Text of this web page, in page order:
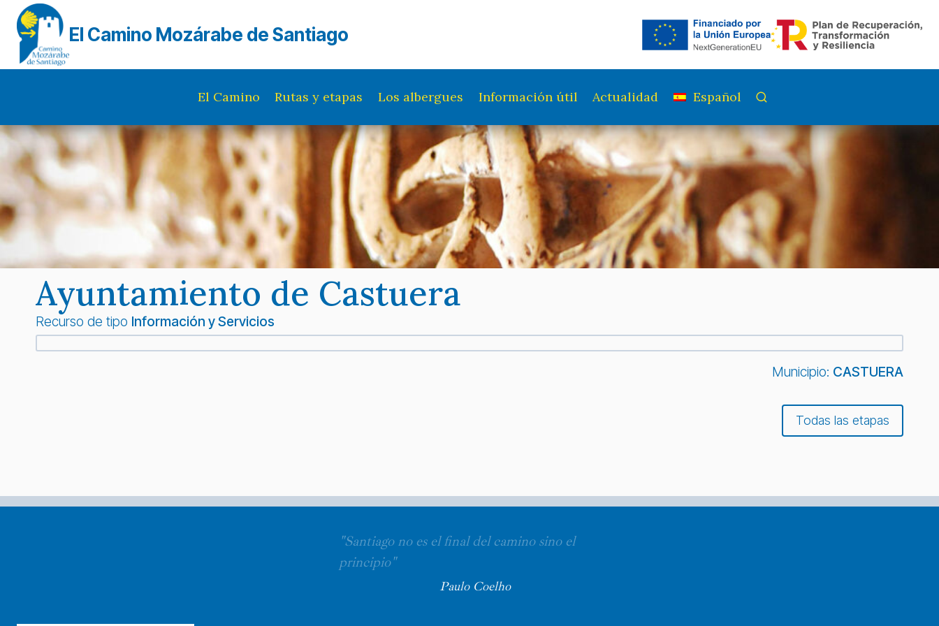
Saltar
contenido
El Camino Mozárabe de Santiago
El Camino Rutas y etapas Los albergues Información útil Actualidad Español
Ayuntamiento de Castuera
Recurso de tipo Información y Servicios
Municipio: CASTUERA
Todas las etapas
"Santiago no es el final del camino sino el
principio"
Paulo Coelho